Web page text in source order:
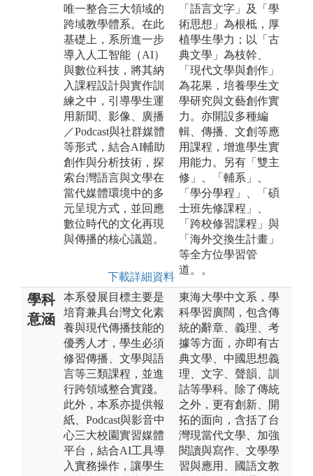
唯一整合三大領域的
跨域教學體系。在此
基礎上，系所進一步
導入人工智能（AI）
與數位科技，將其納
入課程設計與實作訓
練之中，引導學生運
用新聞、影像、廣播
／Podcast與社群媒體
等形式，結合AI輔助
創作與分析技術，探
索台灣語言與文學在
當代媒體環境中的多
元呈現方式，並回應
數位時代的文化再現
與傳播的核心議題。
下載詳細資料
「語言文字」及「學
術思想」為根柢，厚
植學生學力；以「古
典文學」為枝幹、
「現代文學與創作」
為花果，培養學生文
學研究與文藝創作實
力。亦開設多種編
輯、傳播、文創等應
用課程，增進學生實
用能力。另有「雙主
修」、「輔系」、
「學分學程」、「碩
士班先修課程」、
「跨校修習課程」與
「海外交換生計畫」
等全方位學習管
道。。
學科
意涵
本系發展目標主要是
培育兼具台灣文化素
養與現代傳播技能的
優秀人才，學生必須
修習傳播、文學與語
言等三類課程，並進
行跨領域整合實踐。
此外，本系亦提供報
紙、Podcast與影音中
心三大校園實習媒體
平台，結合AI工具導
入實務操作，讓學生
東海大學中文系，學
科學習廣闊，包含傳
統的辭章、義理、考
據等方面，亦即有古
典文學、中國思想義
理、文字、聲韻、訓
詁等學科。除了傳統
之外，更有創新、開
拓的面向，含括了台
灣現當代文學、加強
閱讀與寫作、文學學
習與應用、國語文教